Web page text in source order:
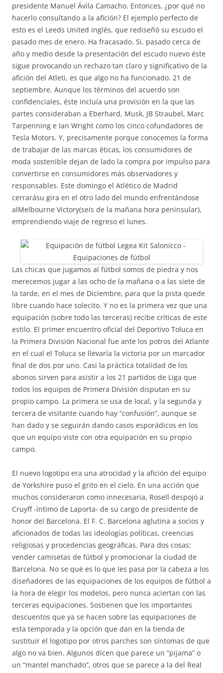
presidente Manuel Ávila Camacho. Entonces, ¿por qué no
hacerlo consultando a la afición? El ejemplo perfecto de
esto es el Leeds United inglés, que rediseñó su escudo el
pasado mes de enero. Ha fracasado. Si, pasado cerca de
año y medio desde la presentación del escudo nuevo éste
sigue provocando un rechazo tan claro y significativo de la
afición del Atleti, es que algo no ha funcionado. 21 de
septiembre. Aunque los términos del acuerdo son
confidenciales, éste incluía una provisión en la que las
partes consideraban a Eberhard, Musk, JB Straubel, Marc
Tarpenning e Ian Wright como los cinco cofundadores de
Tesla Motors. Y, precisamente porque conocemos la forma
de trabajar de las marcas éticas, los consumidores de
moda sostenible dejan de lado la compra por impulso para
convertirse en consumidores más observadores y
responsables. Este domingo el Atlético de Madrid
cerrarásu gira en el otro lado del mundo enfrentándose
alMelbourne Victory(seis de la mañana hora peninsular),
emprendiendo viaje de regreso el lunes.
Las chicas que jugamos al fútbol somos de piedra y nos
merecemos jugar a las ocho de la mañana o a las siete de
la tarde, en el mes de Diciembre, para que la pista quede
libre cuando hace solecito. Y no es la primera vez que una
equipación (sobre todo las terceras) recibe críticas de este
estilo. El primer encuentro oficial del Deportivo Toluca en
la Primera División Nacional fue ante los potros del Atlante
en el cual el Toluca se llevaría la victoria por un marcador
final de dos por uno. Casi la práctica totalidad de los
abonos sirven para asistir a los 21 partidos de Liga que
todos los equipos de Primera División disputan en su
propio campo. La primera se usa de local, y la segunda y
tercera de visitante cuando hay “confusión”, aunque se
han dado y se seguirán dando casos esporádicos en los
que un equipo viste con otra equipación en su propio
campo.
El nuevo logotipo era una atrocidad y la afición del equipo
de Yorkshire puso el grito en el cielo. En una acción que
muchos consideraron como innecesaria, Rosell despojó a
Cruyff -íntimo de Laporta- de su cargo de presidente de
honor del Barcelona. El F. C. Barcelona aglutina a socios y
aficionados de todas las ideologías políticas, creencias
religiosas y procedencias geográficas. Para dos cosas:
vender camisetas de fútbol y promocionar la ciudad de
Barcelona. No se qué es lo que les pasa por la cabeza a los
diseñadores de las equipaciones de los equipos de fútbol a
la hora de elegir los modelos, pero nunca aciertan con las
terceras equipaciones. Sostienen que los importantes
descuentos que ya se hacen sobre las equipaciones de
esta temporada y la opción que dan en la tienda de
sustituir el logotipo por otros parches son síntomas de que
algo no va bien. Algunos dicen que parece un “pijama” o
un “mantel manchado”, otros que se parece a la del Real